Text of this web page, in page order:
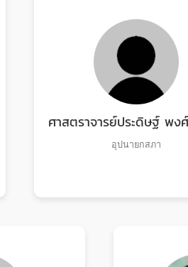
ศาสตราจารย์ประดิษฐ์ พง
อุปนายกสภา